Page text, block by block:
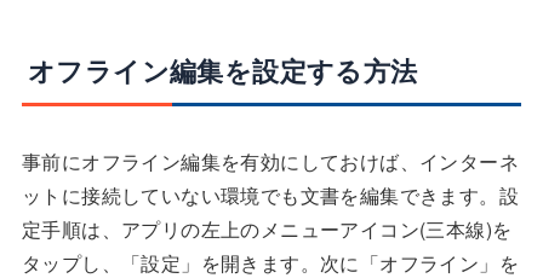
オフライン編集を設定する方法
事前にオフライン編集を有効にしておけば、インターネ
ットに接続していない環境でも文書を編集できます。設
定手順は、アプリの左上のメニューアイコン(三本線)を
タップし、「設定」を開きます。次に「オフライン」を